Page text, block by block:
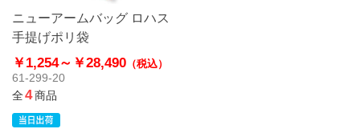
ニューアームバッグ ロハス
手提げポリ袋
￥1,254～ ￥28,490 （税込）
61-299-20
全4商品